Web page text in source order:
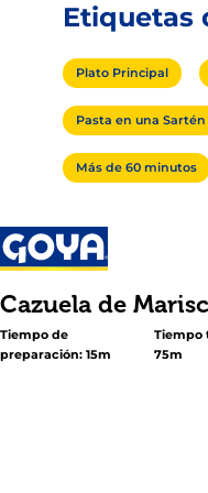
Etiquetas
Plato Principal
Pasta en una Sartén
Más de 60 minutos
Cazuela de
Tiempo de
preparación: 15m
Tiempo
75m